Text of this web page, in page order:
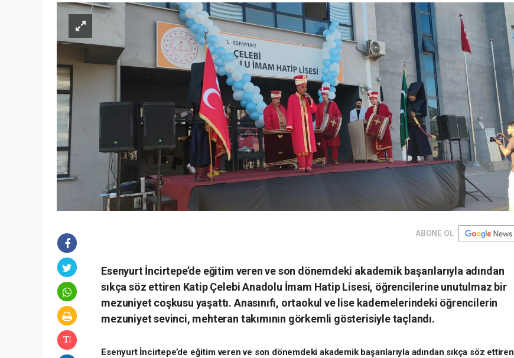
ABONE OL
Esenyurt İncirtepe’de eğitim veren ve son dönemdeki akademik başarılarıyla adından
sıkça söz ettiren Katip Çelebi Anadolu İmam Hatip Lisesi, öğrencilerine unutulmaz bir
mezuniyet coşkusu yaşattı. Anasınıfı, ortaokul ve lise kademelerindeki öğrencilerin
mezuniyet sevinci, mehteran takımının görkemli gösterisiyle taçlandı.
Esenyurt İncirtepe’de eğitim veren ve son dönemdeki akademik başarılarıyla adından sıkça söz ettiren